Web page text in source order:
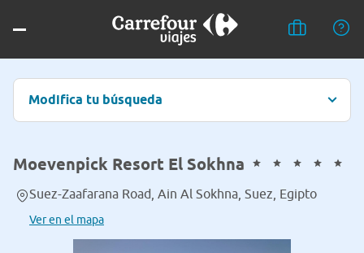
Modifica tu búsqueda
Moevenpick Resort El Sokhna
Suez-Zaafarana Road, Ain Al Sokhna, Suez, Egipto
Ver en el mapa